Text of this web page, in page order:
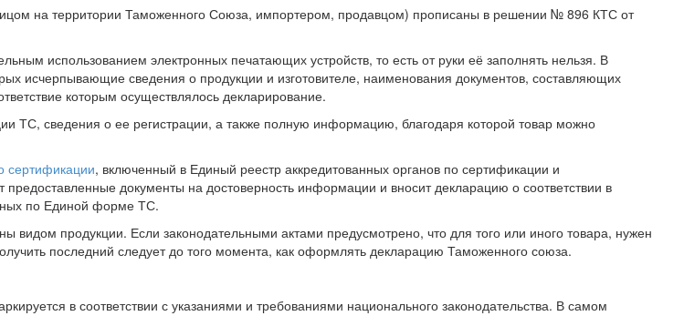
на территории Таможенного Союза, импортером, продавцом) прописаны в решении № 896 КТС от
использованием электронных печатающих устройств, то есть от руки её заполнять нельзя. В
исчерпывающие сведения о продукции и изготовителе, наименования документов, составляющих
которым осуществлялось декларирование.
ТС, сведения о ее регистрации, а также полную информацию, благодаря которой товар можно
сертификации, включенный в Единый реестр аккредитованных органов по сертификации и
документы на достоверность информации и вносит декларацию о соответствии в
по Единой форме ТС.
видом продукции. Если законодательными актами предусмотрено, что для того или иного товара, нужен
последний следует до того момента, как оформлять декларацию Таможенного союза.
в соответствии с указаниями и требованиями национального законодательства. В самом